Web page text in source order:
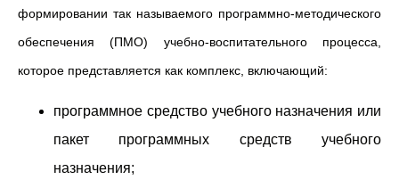
формировании так называемого программно-методического
обеспечения (ПМО) учебно-воспитательного процесса,
которое представляется как комплекс, включающий:
программное средство учебного назначения или
пакет программных средств учебного
назначения;